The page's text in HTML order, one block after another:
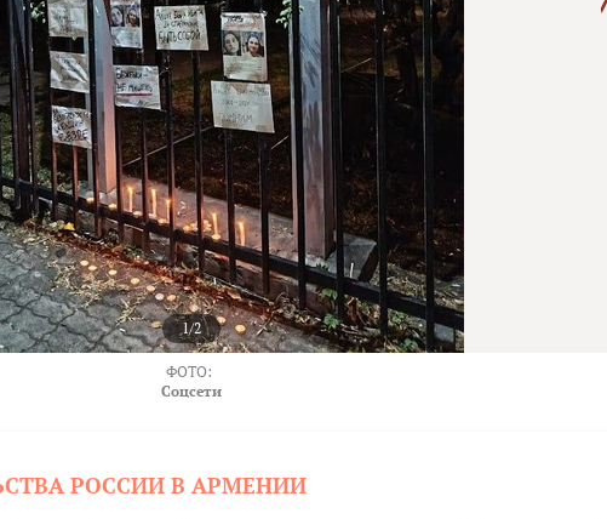
1/2
ФОТО:
Соцсети
РОССИИ В АРМЕНИИ